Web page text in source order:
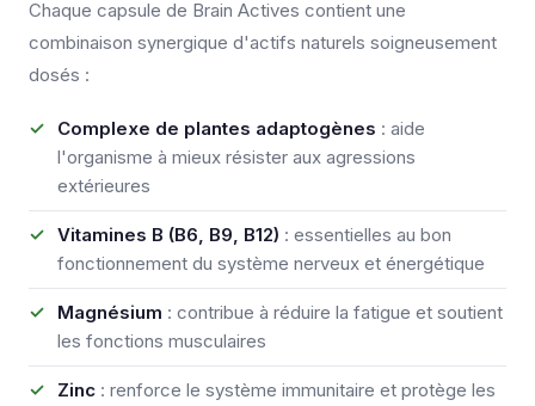
Chaque capsule de Brain Actives contient une
combinaison synergique d'actifs naturels soigneusement
dosés :
Complexe de plantes adaptogènes : aide
l'organisme à mieux résister aux agressions
extérieures
Vitamines B (B6, B9, B12) : essentielles au bon
fonctionnement du système nerveux et énergétique
Magnésium : contribue à réduire la fatigue et soutient
les fonctions musculaires
Zinc : renforce le système immunitaire et protège les